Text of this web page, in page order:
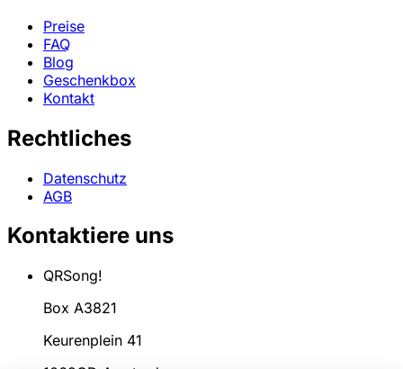
Preise
FAQ
Blog
Geschenkbox
Kontakt
Rechtliches
Datenschutz
AGB
Kontaktiere uns
QRSong!
Box A3821
Keurenplein 41